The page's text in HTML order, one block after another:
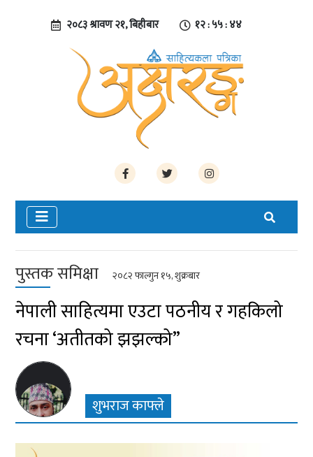
२०८३ श्रावण २१, बिहीबार १२ : ५५ : ४४
पुस्तक समिक्षा २०८२ फाल्गुन १५, शुक्रबार
नेपाली साहित्यमा एउटा पठनीय र गहकिलो
रचना ‘अतीतको झझल्को”
शुभराज काफ्ले